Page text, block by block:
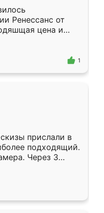
Ренессанс от
цена и
Приехавший
самый
1
прислали в
подходящий.
Через 3
Остались
Ренессанс